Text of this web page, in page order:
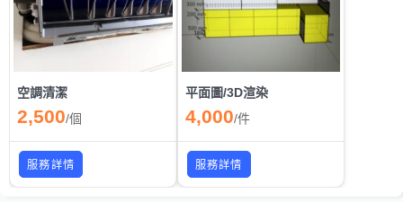
空調清潔
2,500/個
服務詳情
平面圖/3D渲染
4,000/件
服務詳情